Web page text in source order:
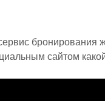
бронирования
сайтом